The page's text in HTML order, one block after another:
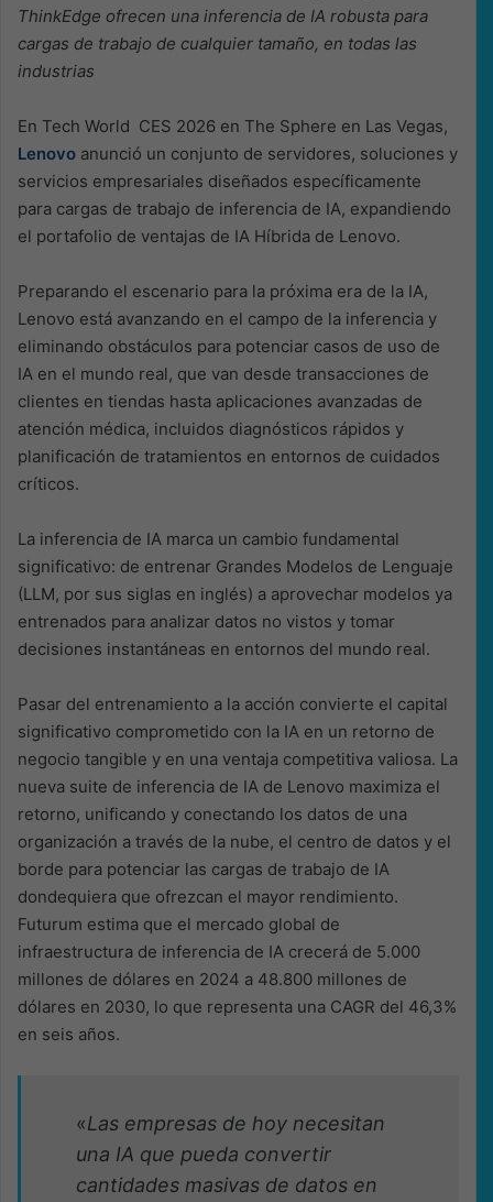
ThinkEdge ofrecen una inferencia de IA robusta para
cargas de trabajo de cualquier tamaño, en todas las
industrias
En Tech World CES 2026 en The Sphere en Las Vegas,
Lenovo anunció un conjunto de servidores, soluciones y
servicios empresariales diseñados específicamente
para cargas de trabajo de inferencia de IA, expandiendo
el portafolio de ventajas de IA Híbrida de Lenovo.
Preparando el escenario para la próxima era de la IA,
Lenovo está avanzando en el campo de la inferencia y
eliminando obstáculos para potenciar casos de uso de
IA en el mundo real, que van desde transacciones de
clientes en tiendas hasta aplicaciones avanzadas de
atención médica, incluidos diagnósticos rápidos y
planificación de tratamientos en entornos de cuidados
críticos.
La inferencia de IA marca un cambio fundamental
significativo: de entrenar Grandes Modelos de Lenguaje
(LLM, por sus siglas en inglés) a aprovechar modelos ya
entrenados para analizar datos no vistos y tomar
decisiones instantáneas en entornos del mundo real.
Pasar del entrenamiento a la acción convierte el capital
significativo comprometido con la IA en un retorno de
negocio tangible y en una ventaja competitiva valiosa. La
nueva suite de inferencia de IA de Lenovo maximiza el
retorno, unificando y conectando los datos de una
organización a través de la nube, el centro de datos y el
borde para potenciar las cargas de trabajo de IA
dondequiera que ofrezcan el mayor rendimiento.
Futurum estima que el mercado global de
infraestructura de inferencia de IA crecerá de 5.000
millones de dólares en 2024 a 48.800 millones de
dólares en 2030, lo que representa una CAGR del 46,3%
en seis años.
«Las empresas de hoy necesitan
una IA que pueda convertir
cantidades masivas de datos en